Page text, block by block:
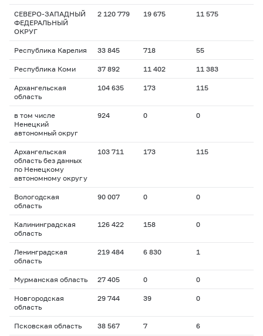
СЕВЕРО-ЗАПАДНЫЙ
ФЕДЕРАЛЬНЫЙ
ОКРУГ
2 120 779 19 675 11 575
Республика Карелия 33 845 718 55
Республика Коми 37 892 11 402 11 383
Архангельская
область
104 635 173 115
в том числе
Ненецкий
автономный округ
924 0 0
Архангельская
область без данных
по Ненецкому
автономному округу
103 711 173 115
Вологодская
область
90 007 0 0
Калининградская
область
126 422 158 0
Ленинградская
область
219 484 6 830 1
Мурманская область 27 405 0 0
Новгородская
область
29 744 39 0
Псковская область 38 567 7 6